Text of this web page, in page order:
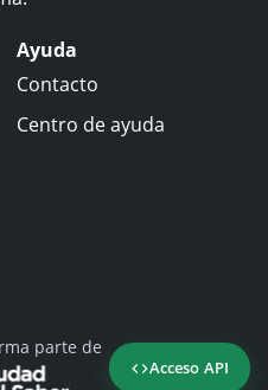
Acceso API
Ayuda
Contacto
Centro de ayuda
parte de